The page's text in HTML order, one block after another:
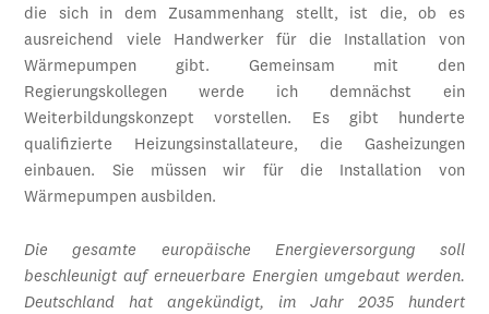
die sich in dem Zusammenhang stellt, ist die, ob es
ausreichend viele Handwerker für die Installation von
Wärmepumpen gibt. Gemeinsam mit den
Regierungskollegen werde ich demnächst ein
Weiterbildungskonzept vorstellen. Es gibt hunderte
qualifizierte Heizungsinstallateure, die Gasheizungen
einbauen. Sie müssen wir für die Installation von
Wärmepumpen ausbilden.
Die gesamte europäische Energieversorgung soll
beschleunigt auf erneuerbare Energien umgebaut werden.
Deutschland hat angekündigt, im Jahr 2035 hundert